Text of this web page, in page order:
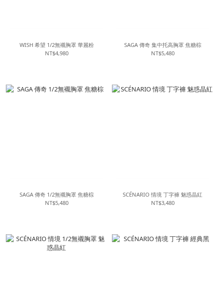
WISH 希望 1/2無襯胸罩 華麗粉
NT$4,980
SAGA 傳奇 集中托高胸罩 焦糖棕
NT$5,480
SAGA 傳奇 1/2無襯胸罩 焦糖棕
NT$5,480
SCÉNARIO 情境 丁字褲 魅惑晶紅
NT$3,480